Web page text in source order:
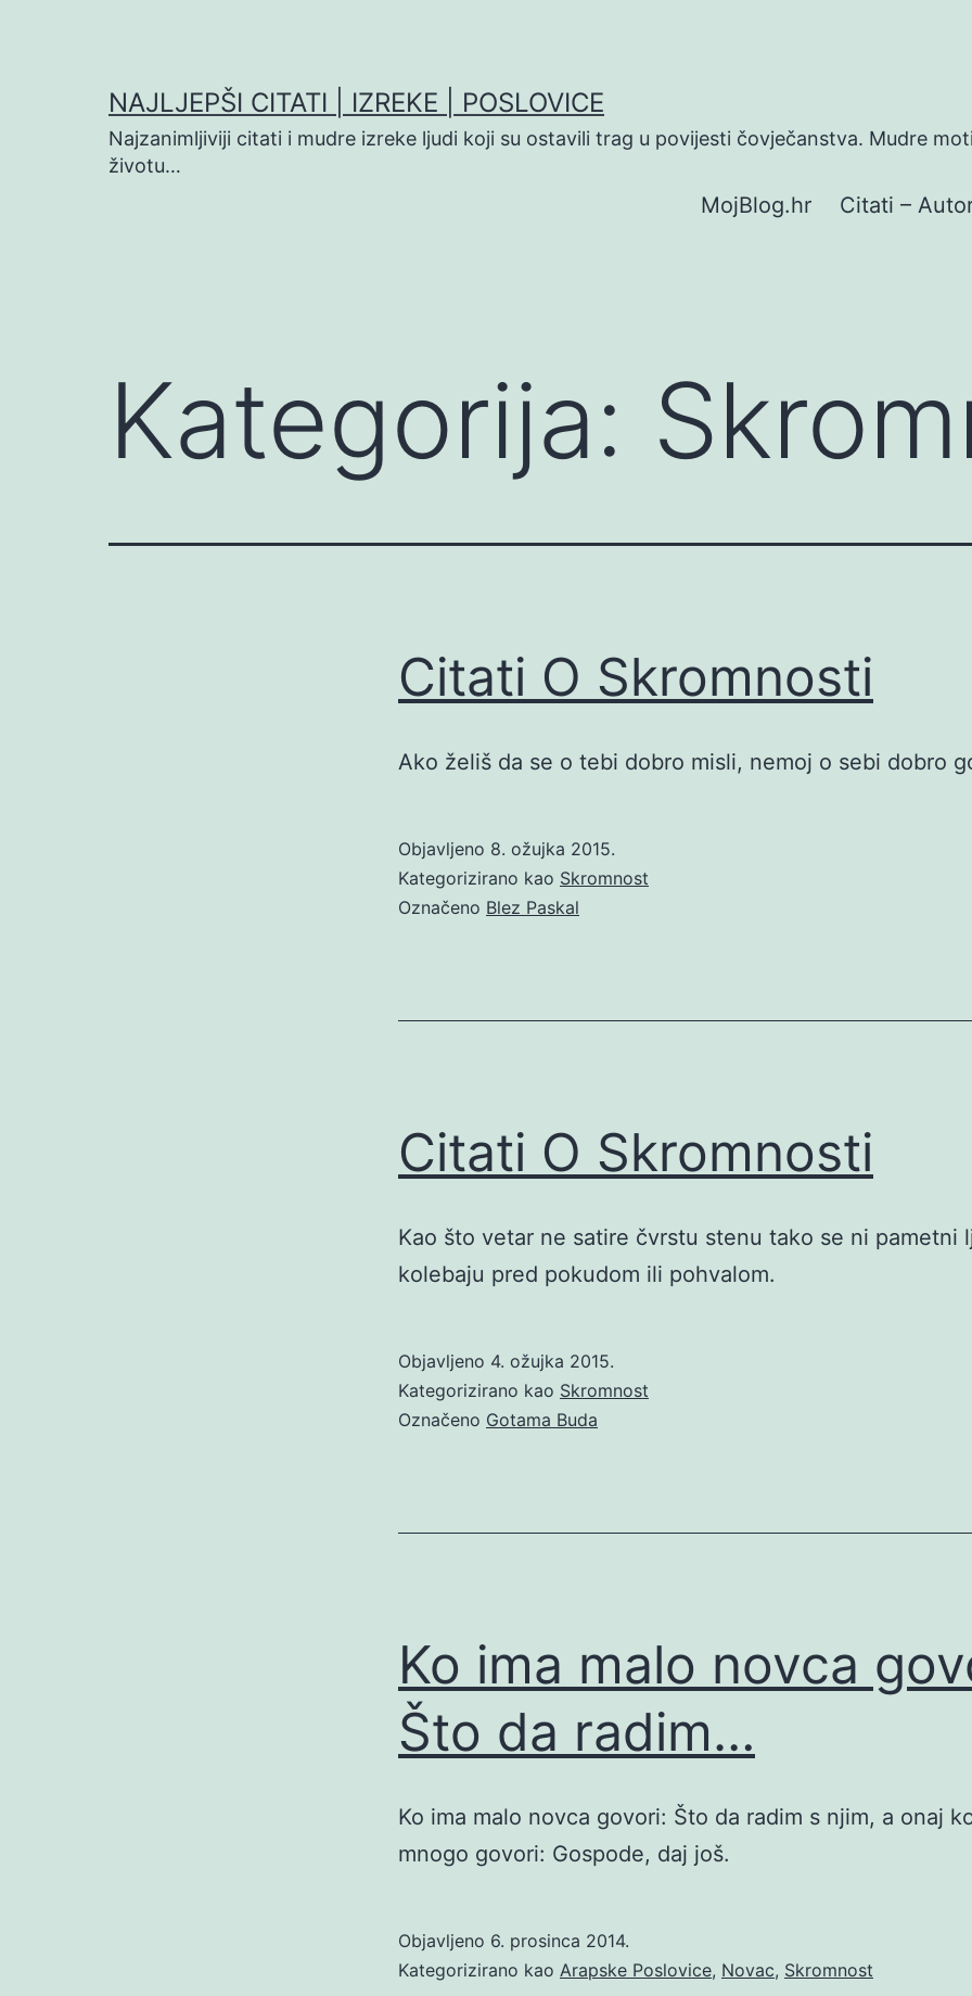
NAJLJEPŠI CITATI | IZREKE | POSLOVICE
Najzanimljiviji citati i mudre izreke ljudi koji su ostavili trag u povijesti čovječanstva. Mudre
životu…
MojBlog.hr Citati –
Kategorija:
Citati O Skromnosti
Ako želiš da se o tebi dobro misli, nemoj o sebi dobro
Objavljeno 8. ožujka 2015.
Kategorizirano kao Skromnost
Označeno Blez Paskal
Citati O Skromnosti
Kao što vetar ne satire čvrstu stenu tako se ni pametni
kolebaju pred pokudom ili pohvalom.
Objavljeno 4. ožujka 2015.
Kategorizirano kao Skromnost
Označeno Gotama Buda
Ko ima malo novca
Što da radim…
Ko ima malo novca govori: Što da radim s njim, a onaj
mnogo govori: Gospode, daj još.
Objavljeno 6. prosinca 2014.
Kategorizirano kao Arapske Poslovice, Novac, Skromnost